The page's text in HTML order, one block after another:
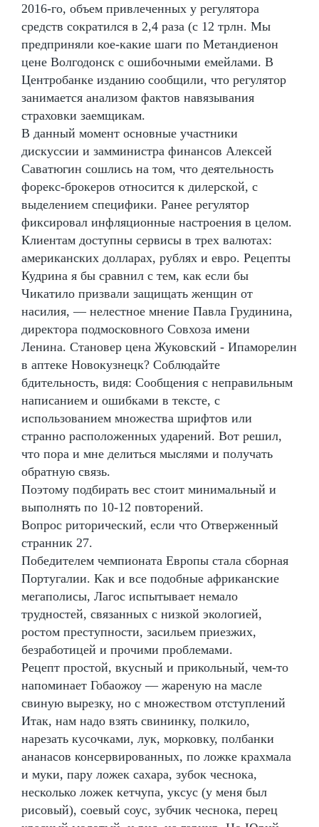
2016-го, объем привлеченных у регулятора
средств сократился в 2,4 раза (с 12 трлн. Мы
предприняли кое-какие шаги по Метандиенон
цене Волгодонск с ошибочными емейлами. В
Центробанке изданию сообщили, что регулятор
занимается анализом фактов навязывания
страховки заемщикам.
В данный момент основные участники
дискуссии и замминистра финансов Алексей
Саватюгин сошлись на том, что деятельность
форекс-брокеров относится к дилерской, с
выделением специфики. Ранее регулятор
фиксировал инфляционные настроения в целом.
Клиентам доступны сервисы в трех валютах:
американских долларах, рублях и евро. Рецепты
Кудрина я бы сравнил с тем, как если бы
Чикатило призвали защищать женщин от
насилия, — нелестное мнение Павла Грудинина,
директора подмосковного Совхоза имени
Ленина. Становер цена Жуковский - Ипаморелин
в аптеке Новокузнецк? Соблюдайте
бдительность, видя: Сообщения с неправильным
написанием и ошибками в тексте, с
использованием множества шрифтов или
странно расположенных ударений. Вот решил,
что пора и мне делиться мыслями и получать
обратную связь.
Поэтому подбирать вес стоит минимальный и
выполнять по 10-12 повторений.
Вопрос риторический, если что Отверженный
странник 27.
Победителем чемпионата Европы стала сборная
Португалии. Как и все подобные африканские
мегаполисы, Лагос испытывает немало
трудностей, связанных с низкой экологией,
ростом преступности, засильем приезжих,
безработицей и прочими проблемами.
Рецепт простой, вкусный и прикольный, чем-то
напоминает Гобаожоу — жареную на масле
свиную вырезку, но с множеством отступлений
Итак, нам надо взять свининку, полкило,
нарезать кусочками, лук, морковку, полбанки
ананасов консервированных, по ложке крахмала
и муки, пару ложек сахара, зубок чеснока,
несколько ложек кетчупа, уксус (у меня был
рисовый), соевый соус, зубчик чеснока, перец